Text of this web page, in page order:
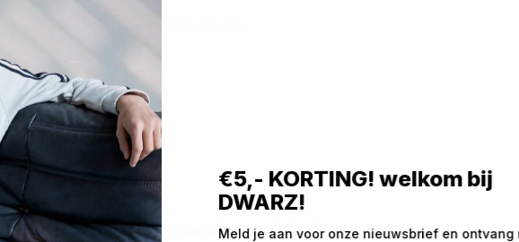
€5,- KORTING! welkom bij
DWARZ!
Meld je aan voor onze nieuwsbrief en ontvang
Meld je aan voor onze nieuwsbrief